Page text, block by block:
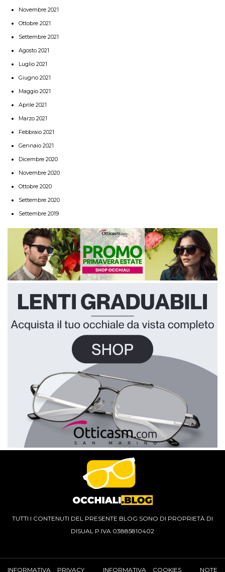
Novembre 2021
Ottobre 2021
Settembre 2021
Agosto 2021
Luglio 2021
Giugno 2021
Maggio 2021
Aprile 2021
Marzo 2021
Febbraio 2021
Gennaio 2021
Dicembre 2020
Novembre 2020
Ottobre 2020
Settembre 2020
Settembre 2019
TUTTI I CONTENUTI DEL PRESENTE BLOG SONO DI PROPRIETÀ DI
DISUAL P.IVA 03885810402
INFORMATIVA PRIVACY INFORMATIVA COOKIES NOTE